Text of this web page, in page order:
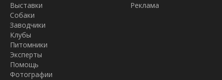
Выставки
Собаки
Заводчики
Клубы
Питомники
Эксперты
Помощь
Фотографии
Реклама